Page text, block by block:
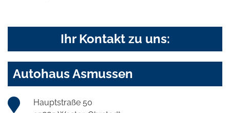
Ihr Kontakt zu uns:
Autohaus Asmussen
Hauptstraße 50